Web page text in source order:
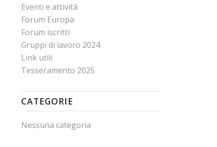
Eventi e attività
Forum Europa
Forum iscritti
Gruppi di lavoro 2024
Link utili
Tesseramento 2025
CATEGORIE
Nessuna categoria